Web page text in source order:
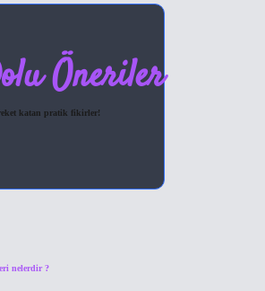
Öneriler
katan pratik fikirler!
nelerdir ?